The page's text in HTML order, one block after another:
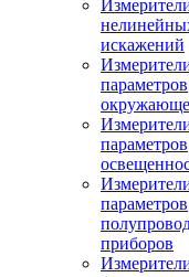
искажений
параметров
параметров
параметров
приборов